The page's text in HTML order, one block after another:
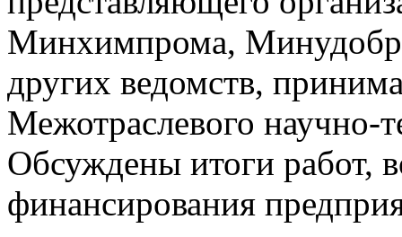
Минхимпрома,
других ведомств,
Межотраслевого научно-
Обсуждены итоги работ,
финансирования